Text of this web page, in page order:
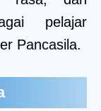
pelajar
Pancasila.